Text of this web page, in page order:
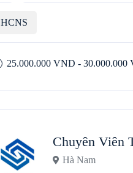
HCNS
25.000.000 VND - 30.000.000
Chuyên Viên
Hà Nam